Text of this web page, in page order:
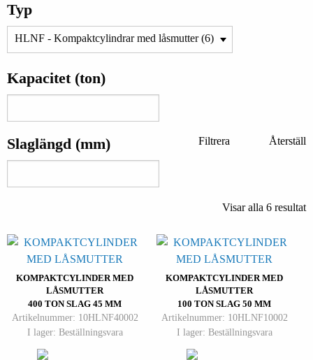
Typ
Kapacitet (ton)
Slaglängd (mm) Filtrera Återställ
Visar alla 6 resultat
KOMPAKTCYLINDER MED
LÅSMUTTER
400 TON SLAG 45 MM
Artikelnummer: 10HLNF40002
I lager: Beställningsvara
KOMPAKTCYLINDER MED
LÅSMUTTER
100 TON SLAG 50 MM
Artikelnummer: 10HLNF10002
I lager: Beställningsvara